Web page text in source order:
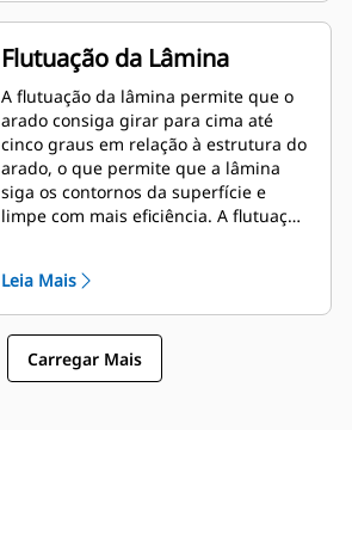
Flutuação da Lâmina
A flutuação da lâmina permite que o
arado consiga girar para cima até
cinco graus em relação à estrutura do
arado, o que permite que a lâmina
siga os contornos da superfície e
limpe com mais eficiência. A flutuação
ferramenta.
Leia Mais
Carregar Mais